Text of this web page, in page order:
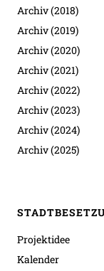
Archiv (2018)
Archiv (2019)
Archiv (2020)
Archiv (2021)
Archiv (2022)
Archiv (2023)
Archiv (2024)
Archiv (2025)
Projektidee
Kalender